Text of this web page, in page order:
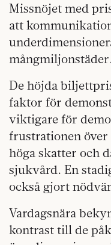
Missnöjet med
att
De höjda
faktor för
viktigare för
frustrationen
höga skatter och
sjukvård. En
också gjort
Vardagsnära
kontrast till de